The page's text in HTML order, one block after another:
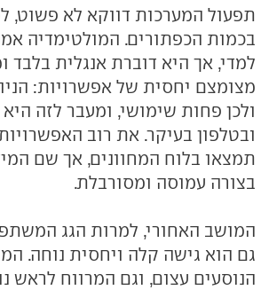
תפעול המערכות דווקא לא פשוט,
בכמות הכפתורים. המולטימדיה
למדי, אך היא דוברת אנגלית בלבד
מצומצם יחסית של אפשרויות:
ולכן פחות שימושי, ומעבר לזה
ובטלפון בעיקר. את רוב
תמצאו בלוח המחוונים, אך שם
בצורה עמוסה ומסורבלת.
המושב האחורי, למרות הגג
גם הוא גישה קלה ויחסית נוחה.
הנוסעים עצום, וגם המרווח לראש